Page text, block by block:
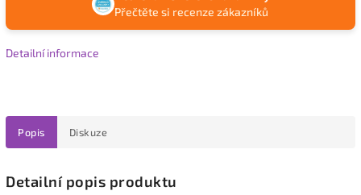
Přečtěte si recenze zákazníků
Detailní informace
Popis Diskuze
Detailní popis produktu